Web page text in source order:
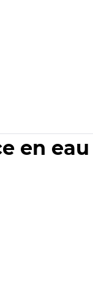
en eau